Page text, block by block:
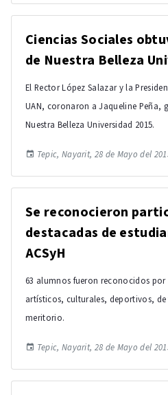
Ciencias Sociales
de Nuestra Belleza
El Rector López Salazar y la
UAN, coronaron a Jaqueline Peña,
Nuestra Belleza Universidad 2015.
Tepic, Nayarit, 28 de Mayo del
Se reconocieron
destacadas de
ACSyH
63 alumnos fueron reconocidos
artísticos, culturales, deportivos,
meritorio.
Tepic, Nayarit, 28 de Mayo del